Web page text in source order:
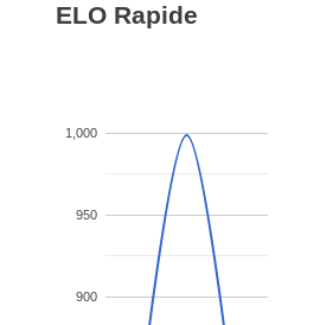
ELO Rapide
900
950
1,000